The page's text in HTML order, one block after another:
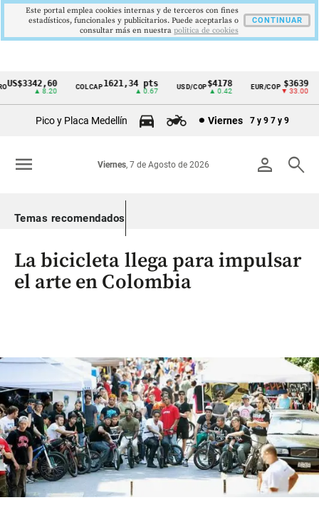
Cintillo
Colombia
▲ 8.20
COLCAP1621,34 pts
▲ 0.67
USD/COP$4178
▲ 0.42
EUR/COP $3639
▼ 33.00
Pico y Placa Medellín Viernes 7 y 9 7 y 9
person search
Viernes, 7 de Agosto de 2026
menu
Temas recomendados
La bicicleta llega para impulsar
el arte en Colombia
Este portal emplea cookies internas y de terceros con fines
estadísticos, funcionales y publicitarios. Puede aceptarlas o
consultar más en nuestra politica de cookies
CONTINUAR